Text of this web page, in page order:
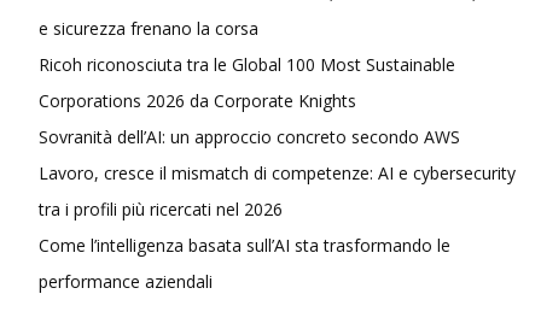
e sicurezza frenano la corsa
Ricoh riconosciuta tra le Global 100 Most Sustainable
Corporations 2026 da Corporate Knights
Sovranità dell’AI: un approccio concreto secondo AWS
Lavoro, cresce il mismatch di competenze: AI e cybersecurity
tra i profili più ricercati nel 2026
Come l’intelligenza basata sull’AI sta trasformando le
performance aziendali